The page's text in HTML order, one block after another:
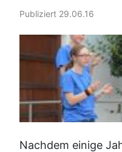
Publiziert 29.06.16
Nachdem einige